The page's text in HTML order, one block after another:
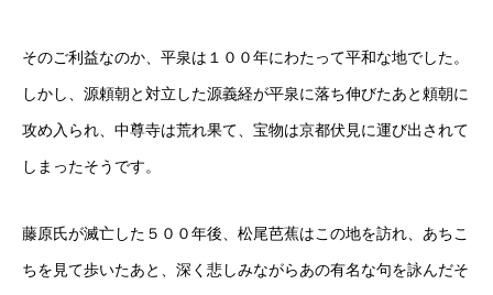
そのご利益なのか、平泉は１００年にわたって平和な地でした。
しかし、源頼朝と対立した源義経が平泉に落ち伸びたあと頼朝に
攻め入られ、中尊寺は荒れ果て、宝物は京都伏見に運び出されて
しまったそうです。
藤原氏が滅亡した５００年後、松尾芭蕉はこの地を訪れ、あちこ
ちを見て歩いたあと、深く悲しみながらあの有名な句を詠んだそ